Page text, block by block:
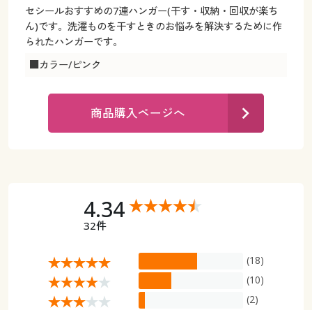
大きいサイズ 事務・制服
カタログ・チラシからのご注文
デジタルカタログ
サポート
ご利用ガイド
カタログ無料プレゼント
会員メニュー
ご利用ガイド
よくある質問とお問い合わせ
セシールおすすめの7連ハンガー(干す・収納・回収が楽ち
ん)です。洗濯ものを干すときのお悩みを解決するために作
られたハンガーです。
■カラー/ピンク
商品購入ページへ
4.34
32件
(18)
(10)
(2)